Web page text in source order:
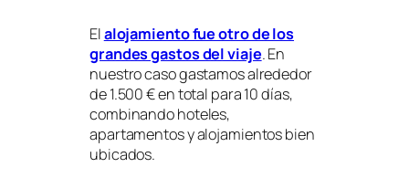
Elalojamiento fue otro de los
grandes gastos del viaje. En
nuestro caso gastamos alrededor
de 1.500 € en total para 10 días,
combinando hoteles,
apartamentos y alojamientos bien
ubicados.